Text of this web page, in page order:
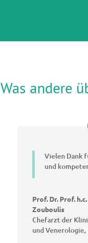
Was andere
Vielen Dank
und
Prof. Dr. Prof.
Zouboulis
Chefarzt der
und Venerologie,